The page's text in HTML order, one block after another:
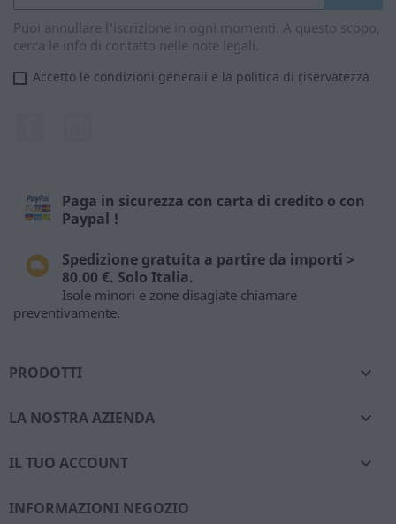
Puoi annullare l'iscrizione in ogni momenti. A questo scopo,
cerca le info di contatto nelle note legali.
Accetto le condizioni generali e la politica di riservatezza
Paga in sicurezza con carta di credito o con
Paypal !
Spedizione gratuita a partire da importi >
80.00 €. Solo Italia.
Isole minori e zone disagiate chiamare
preventivamente.
PRODOTTI 
LA NOSTRA AZIENDA 
IL TUO ACCOUNT 
INFORMAZIONI NEGOZIO